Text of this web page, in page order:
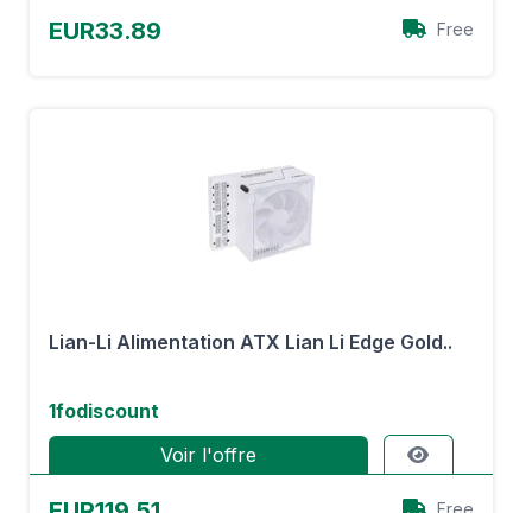
EUR33.89 Free
Lian-Li Alimentation ATX Lian Li Edge Gold..
1fodiscount
Voir l'offre
Free